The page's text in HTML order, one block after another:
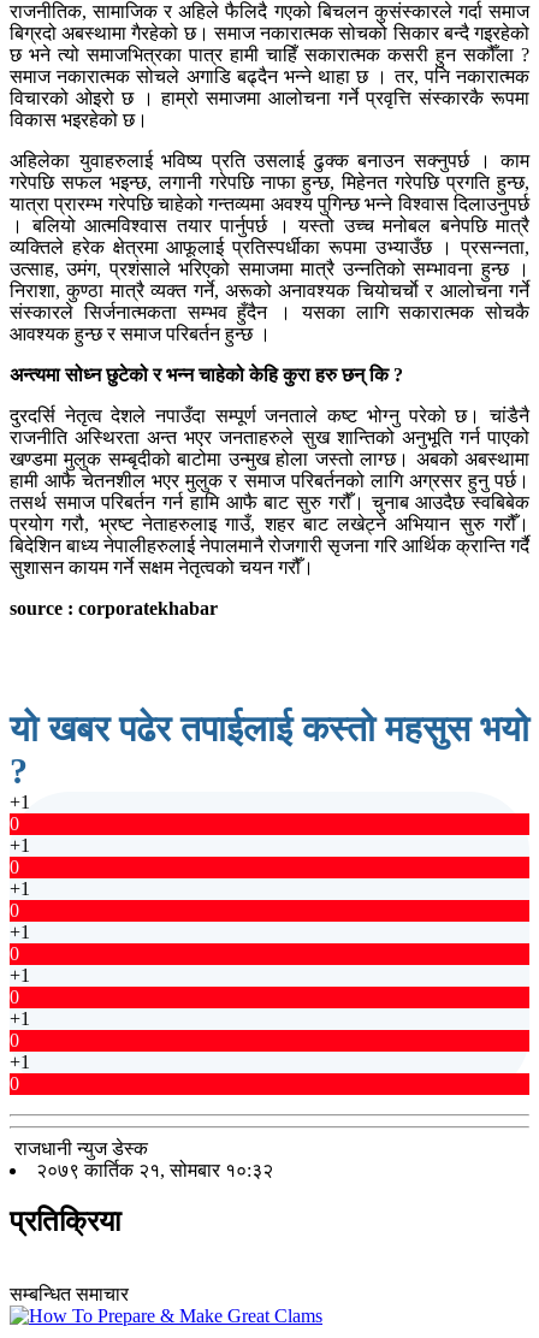
राजनीतिक, सामाजिक र अहिले फैलिदै गएको बिचलन कुसंस्कारले गर्दा समाज
बिग्रदो अबस्थामा गैरहेको छ। समाज नकारात्मक सोचको सिकार बन्दै गइरहेको
छ भने त्यो समाजभित्रका पात्र हामी चाहिँ सकारात्मक कसरी हुन सकौँला ?
समाज नकारात्मक सोचले अगाडि बढ्दैन भन्ने थाहा छ । तर, पनि नकारात्मक
विचारको ओइरो छ । हाम्रो समाजमा आलोचना गर्ने प्रवृत्ति संस्कारकै रूपमा
विकास भइरहेको छ।
अहिलेका युवाहरुलाई भविष्य प्रति उसलाई ढुक्क बनाउन सक्नुपर्छ । काम
गरेपछि सफल भइन्छ, लगानी गरेपछि नाफा हुन्छ, मिहेनत गरेपछि प्रगति हुन्छ,
यात्रा प्रारम्भ गरेपछि चाहेको गन्तव्यमा अवश्य पुगिन्छ भन्ने विश्वास दिलाउनुपर्छ
। बलियो आत्मविश्वास तयार पार्नुपर्छ । यस्तो उच्च मनोबल बनेपछि मात्रै
व्यक्तिले हरेक क्षेत्रमा आफूलाई प्रतिस्पर्धीका रूपमा उभ्याउँछ । प्रसन्नता,
उत्साह, उमंग, प्रशंसाले भरिएको समाजमा मात्रै उन्नतिको सम्भावना हुन्छ ।
निराशा, कुण्ठा मात्रै व्यक्त गर्ने, अरूको अनावश्यक चियोचर्चाे र आलोचना गर्ने
संस्कारले सिर्जनात्मकता सम्भव हुँदैन । यसका लागि सकारात्मक सोचकै
आवश्यक हुन्छ र समाज परिबर्तन हुन्छ ।
अन्त्यमा सोध्न छुटेको र भन्न चाहेको केहि कुरा हरु छन् कि ?
दुरदर्सि नेतृत्व देशले नपाउँदा सम्पूर्ण जनताले कष्ट भोग्नु परेको छ। चांडैनै
राजनीति अस्थिरता अन्त भएर जनताहरुले सुख शान्तिको अनुभूति गर्न पाएको
खण्डमा मुलुक सम्बृदीको बाटोमा उन्मुख होला जस्तो लाग्छ। अबको अबस्थामा
हामी आफै चेतनशील भएर मुलुक र समाज परिबर्तनको लागि अग्रसर हुनु पर्छ।
तसर्थ समाज परिबर्तन गर्न हामि आफै बाट सुरु गरौँ। चुनाब आउदैछ स्वबिबेक
प्रयोग गरौ, भ्रष्ट नेताहरुलाइ गाउँ, शहर बाट लखेट्ने अभियान सुरु गरौँ।
बिदेशिन बाध्य नेपालीहरुलाई नेपालमानै रोजगारी सृजना गरि आर्थिक क्रान्ति गर्दै
सुशासन कायम गर्ने सक्षम नेतृत्वको चयन गरौँ।
source : corporatekhabar
यो खबर पढेर तपाईलाई कस्तो महसुस भयो
?
+1
0
+1
0
+1
0
+1
0
+1
0
+1
0
+1
0
राजधानी न्युज डेस्क
२०७९ कार्तिक २१, सोमबार १०:३२
प्रतिक्रिया
सम्बन्धित समाचार